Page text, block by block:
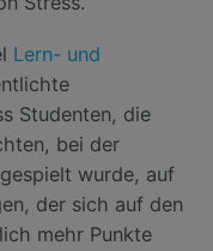
Lern- und
Studenten, die
bei der
wurde, auf
der sich auf den
mehr Punkte